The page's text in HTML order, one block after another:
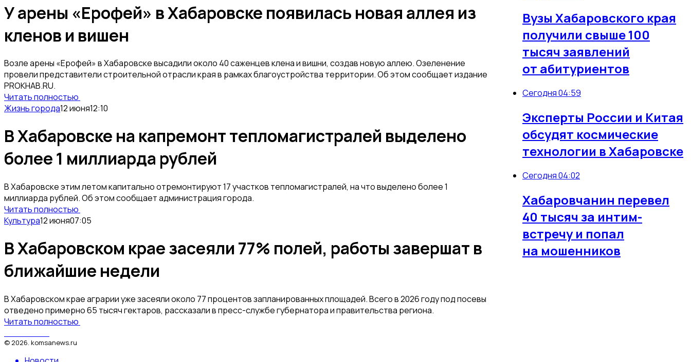
Вузы Хабаровского края
получили свыше 100
тысяч заявлений
от абитуриентов
Сегодня 04:59
Эксперты России и Китая
обсудят космические
технологии в Хабаровске
Сегодня 04:02
Хабаровчанин перевел
40 тысяч за интим-
встречу и попал
на мошенников
У арены «Ерофей» в Хабаровске появилась новая аллея из
кленов и вишен
Возле арены «Ерофей» в Хабаровске высадили около 40 саженцев клена и вишни, создав новую аллею. Озеленение
провели представители строительной отрасли края в рамках благоустройства территории. Об этом сообщает издание
PROKHAB.RU.
Читать полностью
Жизнь города12 июня12:10
В Хабаровске на капремонт тепломагистралей выделено
более 1 миллиарда рублей
В Хабаровске этим летом капитально отремонтируют 17 участков тепломагистралей, на что выделено более 1
миллиарда рублей. Об этом сообщает администрация города.
Читать полностью
Культура12 июня07:05
В Хабаровском крае засеяли 77% полей, работы завершат в
ближайшие недели
В Хабаровском крае аграрии уже засеяли около 77 процентов запланированных площадей. Всего в 2026 году под посевы
отведено примерно 65 тысяч гектаров, рассказали в пресс-службе губернатора и правительства региона.
Читать полностью
© 2026. komsanews.ru